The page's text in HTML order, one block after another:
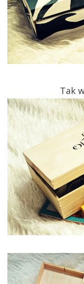
Tak